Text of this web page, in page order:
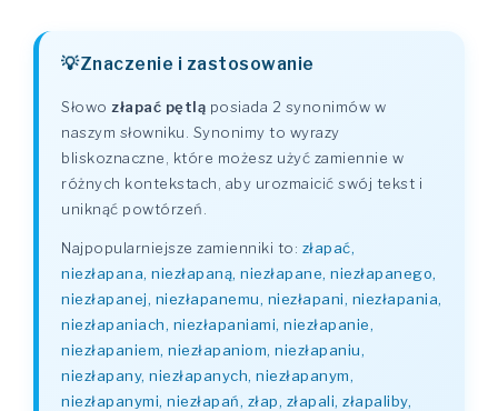
Znaczenie i zastosowanie
Słowo złapać pętlą posiada 2 synonimów w
naszym słowniku. Synonimy to wyrazy
bliskoznaczne, które możesz użyć zamiennie w
różnych kontekstach, aby urozmaicić swój tekst i
uniknąć powtórzeń.
Najpopularniejsze zamienniki to: złapać,
niezłapana, niezłapaną, niezłapane, niezłapanego,
niezłapanej, niezłapanemu, niezłapani, niezłapania,
niezłapaniach, niezłapaniami, niezłapanie,
niezłapaniem, niezłapaniom, niezłapaniu,
niezłapany, niezłapanych, niezłapanym,
niezłapanymi, niezłapań, złap, złapali, złapaliby,